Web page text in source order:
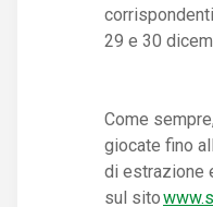
29 e 30
Come
giocate fino
di estrazione
sul sito